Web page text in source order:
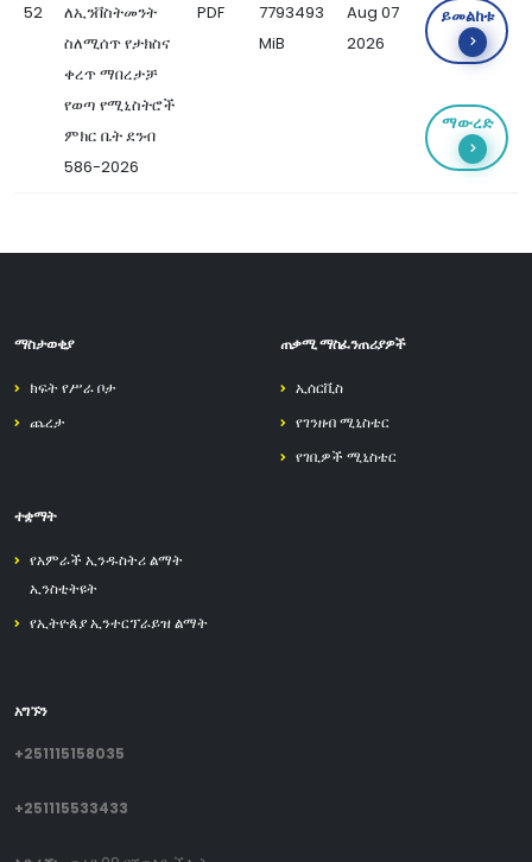
52
ለኢንቨስትመንት
ስለሚሰጥ የታክስና
ቀረጥ ማበረታቻ
የወጣ የሚኒስትሮች
ምክር ቤት ደንብ
586-2026
PDF
7793493
MiB
Aug 07
2026
ይመልከቱ
ማውረድ
ማስታወቂያ
ክፍት የሥራ ቦታ
ጨረታ
ጠቃሚ ማስፈንጠሪያዎች
ኢሰርቪስ
የገንዘብ ሚኒስቴር
የገቢዎች ሚኒስቴር
ተቋማት
የአምራች ኢንዱስትሪ ልማት
ኢንስቲትዩት
የኢትዮጰያ ኢንተርፕራይዝ ልማት
አግኙን
+251115158035
+251115533433